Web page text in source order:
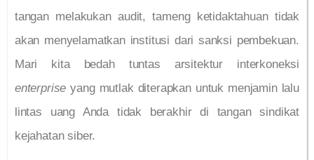
tangan melakukan audit, tameng ketidaktahuan tidak
akan menyelamatkan institusi dari sanksi pembekuan.
Mari kita bedah tuntas arsitektur interkoneksi
enterprise yang mutlak diterapkan untuk menjamin lalu
lintas uang Anda tidak berakhir di tangan sindikat
kejahatan siber.